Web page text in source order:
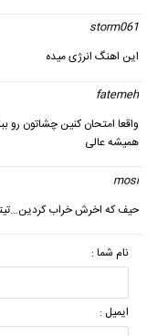
storm061
این اهنگ انرژی میده
fatemeh
واقعا امتحان کنین چشاتون رو
همیشه عالی
mosi
حیف که اخرش خراب
نام شما :
ایمیل :